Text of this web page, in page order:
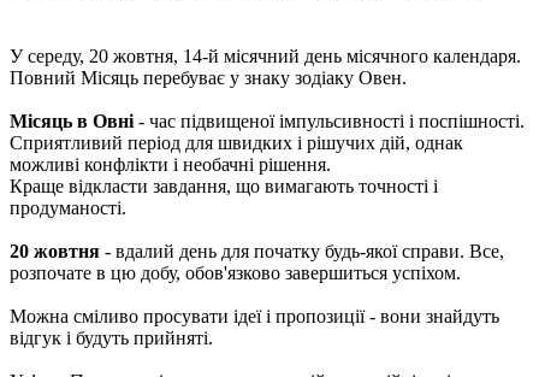
У середу, 20 жовтня, 14-й місячний день місячного календаря.
Повний Місяць перебуває у знаку зодіаку Овен.
Місяць в Овні - час підвищеної імпульсивності і поспішності.
Сприятливий період для швидких і рішучих дій, однак
можливі конфлікти і необачні рішення.
Краще відкласти завдання, що вимагають точності і
продуманості.
20 жовтня - вдалий день для початку будь-якої справи. Все,
розпочате в цю добу, обов'язково завершиться успіхом.
Можна сміливо просувати ідеї і пропозиції - вони знайдуть
відгук і будуть прийняті.